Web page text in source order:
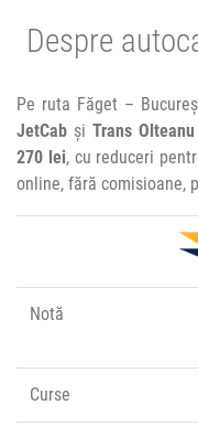
Despre
Pe ruta Făget –
JetCab șiTrans
270 lei, cu reduceri
online, fără comisioane,
Notă
Curse